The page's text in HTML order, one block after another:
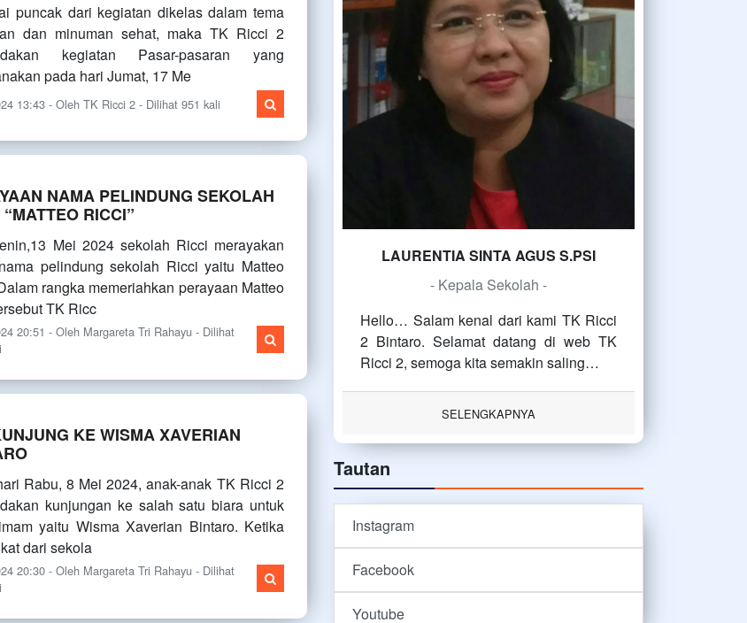
puncak dari kegiatan dikelas dalam tema
dan minuman sehat, maka TK Ricci 2
kegiatan Pasar-pasaran yang
pada hari Jumat, 17 Me
13:43 - Oleh TK Ricci 2 - Dilihat 951 kali
NAMA PELINDUNG SEKOLAH
RICCI”
Mei 2024 sekolah Ricci merayakan
pelindung sekolah Ricci yaitu Matteo
rangka memeriahkan perayaan Matteo
TK Ricc
20:51 - Oleh Margareta Tri Rahayu - Dilihat
KE WISMA XAVERIAN
Rabu, 8 Mei 2024, anak-anak TK Ricci 2
kunjungan ke salah satu biara untuk
yaitu Wisma Xaverian Bintaro. Ketika
dari sekola
20:30 - Oleh Margareta Tri Rahayu - Dilihat
LAURENTIA SINTA AGUS S.PSI
- Kepala Sekolah -
Hello… Salam kenal dari kami TK Ricci
2 Bintaro. Selamat datang di web TK
Ricci 2, semoga kita semakin saling…
SELENGKAPNYA
Tautan
Instagram
Facebook
Youtube